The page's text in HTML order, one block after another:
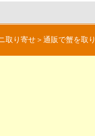
取り寄せ＞通販で蟹を取